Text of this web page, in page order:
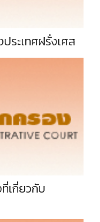
ระเทศฝรั่งเศส
เกี่ยวกับ